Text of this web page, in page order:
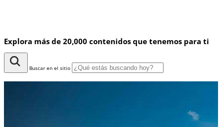
Explora más de 20,000 contenidos que tenemos para ti
Buscar en el sitio